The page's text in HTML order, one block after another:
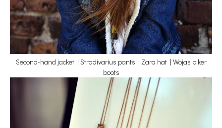
Second-hand jacket | Stradivarius pants | Zara hat | Wojas biker
boots